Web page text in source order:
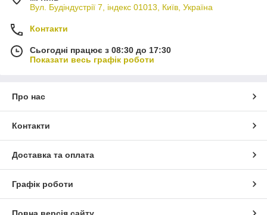
Вул. Будіндустрії 7, індекс 01013, Київ, Україна
Контакти
Сьогодні працює з 08:30 до 17:30
Показати весь графік роботи
Про нас
Контакти
Доставка та оплата
Графік роботи